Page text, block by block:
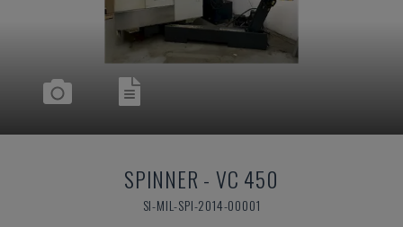
SPINNER -VC 450
SI-MIL-SPI-2014-00001